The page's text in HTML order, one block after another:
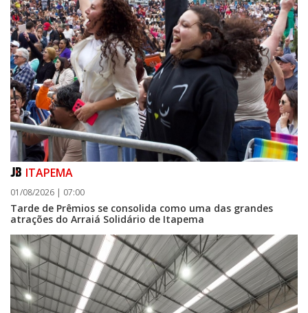
06/08/2026 | 07:00
Camboriú: exposição de arte transforma o Paço Municipal em um espaço
de cultura
ITAPEMA
01/08/2026 | 07:00
Tarde de Prêmios se consolida como uma das grandes
atrações do Arraiá Solidário de Itapema